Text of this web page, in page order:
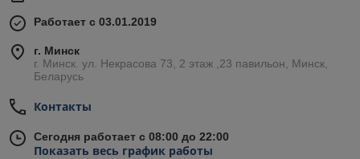
Работает с 03.01.2019
г. Минск
г. Минск. ул. Некрасова 73, 2 этаж ,23 павильон, Минск,
Беларусь
Контакты
Сегодня работает с 08:00 до 22:00
Показать весь график работы